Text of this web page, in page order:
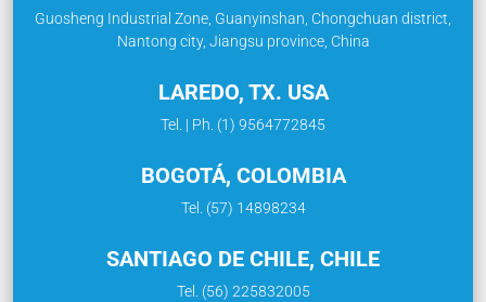
Guosheng Industrial Zone, Guanyinshan, Chongchuan district,
Nantong city, Jiangsu province, China
LAREDO, TX. USA
Tel. | Ph. (1) 9564772845
BOGOTÁ, COLOMBIA
Tel. (57) 14898234
SANTIAGO DE CHILE, CHILE
Tel. (56) 225832005